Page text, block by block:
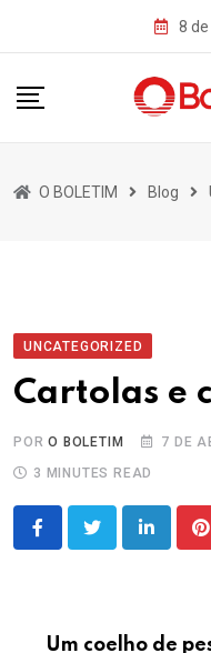
8
O BOLETIM Blog
UNCATEGORIZED
Cartolas e
PORO BOLETIM 7 DE
3 MINUTES READ
LinkedIn
Um coelho de